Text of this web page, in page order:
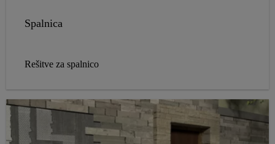
Spalnica
Rešitve za spalnico